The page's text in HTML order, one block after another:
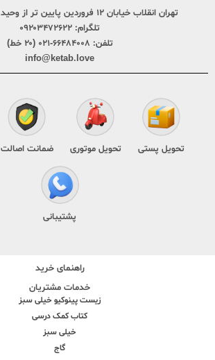
تهران انقلاب خیابان ۱۲ فروردین پایین تر از وحید نظری پلاک ۲۴۹
تلگرام: ۰۹۲۰۳۴۷۲۶۲۲
تلفن: ۶۶۴۸۴۰۰۸-۰۲۱ (۲۰ خط)
info@ketab.love
تحویل پستی تحویل موتوری ضمانت اصالت
پشتیبانی
راهنمای خرید
خدمات مشتریان
زیست پینوکیو خیلی سبز
کتاب کمک درسی
خیلی سبز
گاج